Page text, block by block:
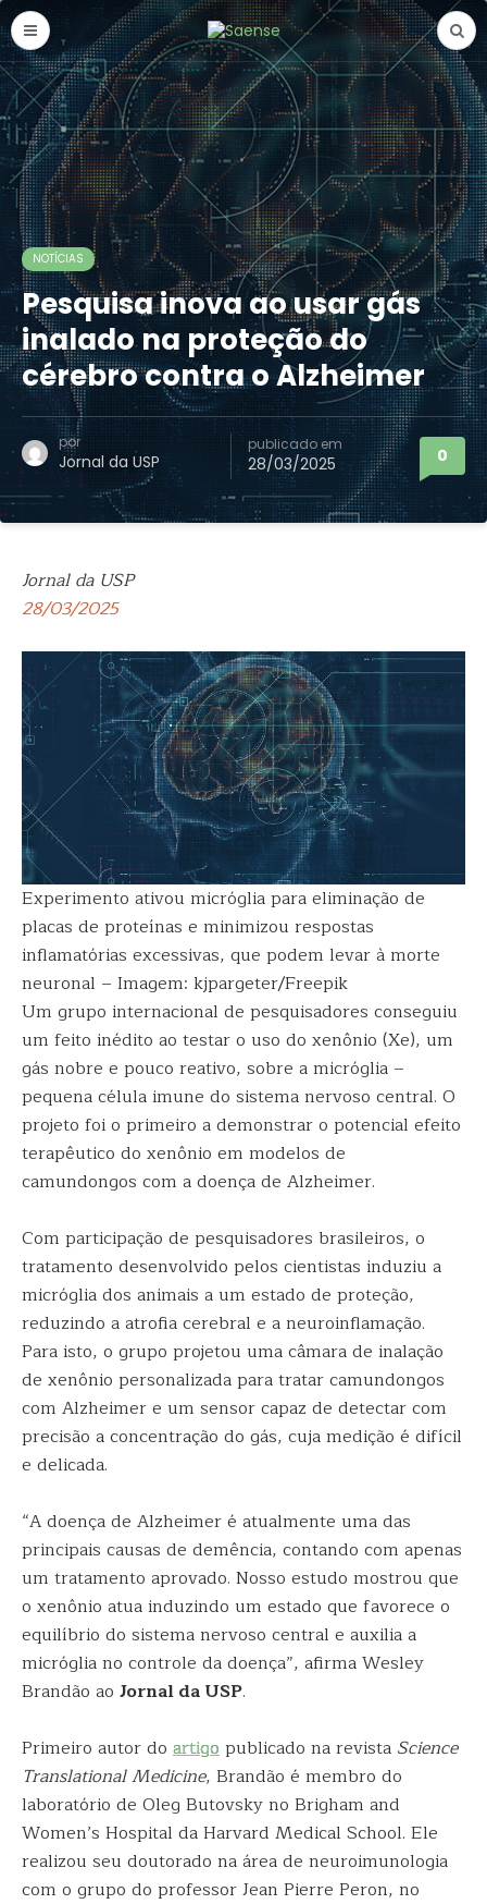
NOTÍCIAS
Pesquisa inova ao usar gás
inalado na proteção do
cérebro contra o Alzheimer
por
Jornal da USP
publicado em
28/03/2025 0
Jornal da USP
28/03/2025
Experimento ativou micróglia para eliminação de
placas de proteínas e minimizou respostas
inflamatórias excessivas, que podem levar à morte
neuronal – Imagem: kjpargeter/Freepik
Um grupo internacional de pesquisadores conseguiu
um feito inédito ao testar o uso do xenônio (Xe), um
gás nobre e pouco reativo, sobre a micróglia –
pequena célula imune do sistema nervoso central. O
projeto foi o primeiro a demonstrar o potencial efeito
terapêutico do xenônio em modelos de
camundongos com a doença de Alzheimer.
Com participação de pesquisadores brasileiros, o
tratamento desenvolvido pelos cientistas induziu a
micróglia dos animais a um estado de proteção,
reduzindo a atrofia cerebral e a neuroinflamação.
Para isto, o grupo projetou uma câmara de inalação
de xenônio personalizada para tratar camundongos
com Alzheimer e um sensor capaz de detectar com
precisão a concentração do gás, cuja medição é difícil
e delicada.
“A doença de Alzheimer é atualmente uma das
principais causas de demência, contando com apenas
um tratamento aprovado. Nosso estudo mostrou que
o xenônio atua induzindo um estado que favorece o
equilíbrio do sistema nervoso central e auxilia a
micróglia no controle da doença”, afirma Wesley
Brandão ao Jornal da USP.
Primeiro autor do artigopublicado na revista Science
Translational Medicine, Brandão é membro do
laboratório de Oleg Butovsky no Brigham and
Women’s Hospital da Harvard Medical School. Ele
realizou seu doutorado na área de neuroimunologia
com o grupo do professor Jean Pierre Peron, no